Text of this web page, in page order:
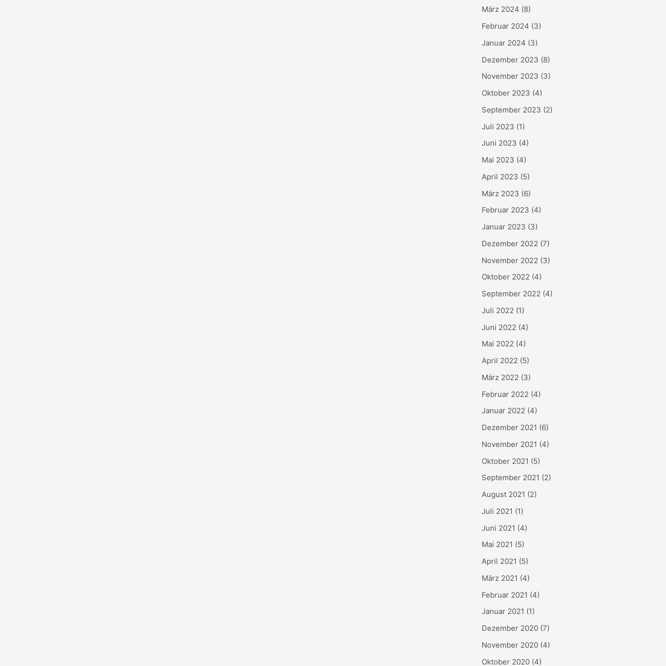
März 2024 (8)
Februar 2024 (3)
Januar 2024 (3)
Dezember 2023 (8)
November 2023 (3)
Oktober 2023 (4)
September 2023 (2)
Juli 2023 (1)
Juni 2023 (4)
Mai 2023 (4)
April 2023 (5)
März 2023 (6)
Februar 2023 (4)
Januar 2023 (3)
Dezember 2022 (7)
November 2022 (3)
Oktober 2022 (4)
September 2022 (4)
Juli 2022 (1)
Juni 2022 (4)
Mai 2022 (4)
April 2022 (5)
März 2022 (3)
Februar 2022 (4)
Januar 2022 (4)
Dezember 2021 (6)
November 2021 (4)
Oktober 2021 (5)
September 2021 (2)
August 2021 (2)
Juli 2021 (1)
Juni 2021 (4)
Mai 2021 (5)
April 2021 (5)
März 2021 (4)
Februar 2021 (4)
Januar 2021 (1)
Dezember 2020 (7)
November 2020 (4)
Oktober 2020 (4)